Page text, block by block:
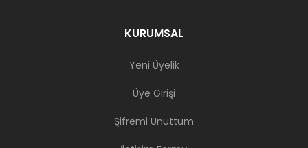
KURUMSAL
Yeni Üyelik
Üye Girişi
Şifremi Unuttum